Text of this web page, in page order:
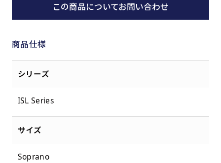
この商品についてお問い合わせ
商品仕様
シリーズ
ISL Series
サイズ
Soprano